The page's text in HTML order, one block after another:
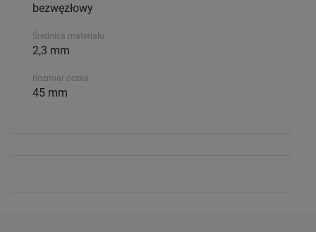
bezwęzłowy
Średnica materiału
2,3 mm
Rozmiar oczka
45 mm